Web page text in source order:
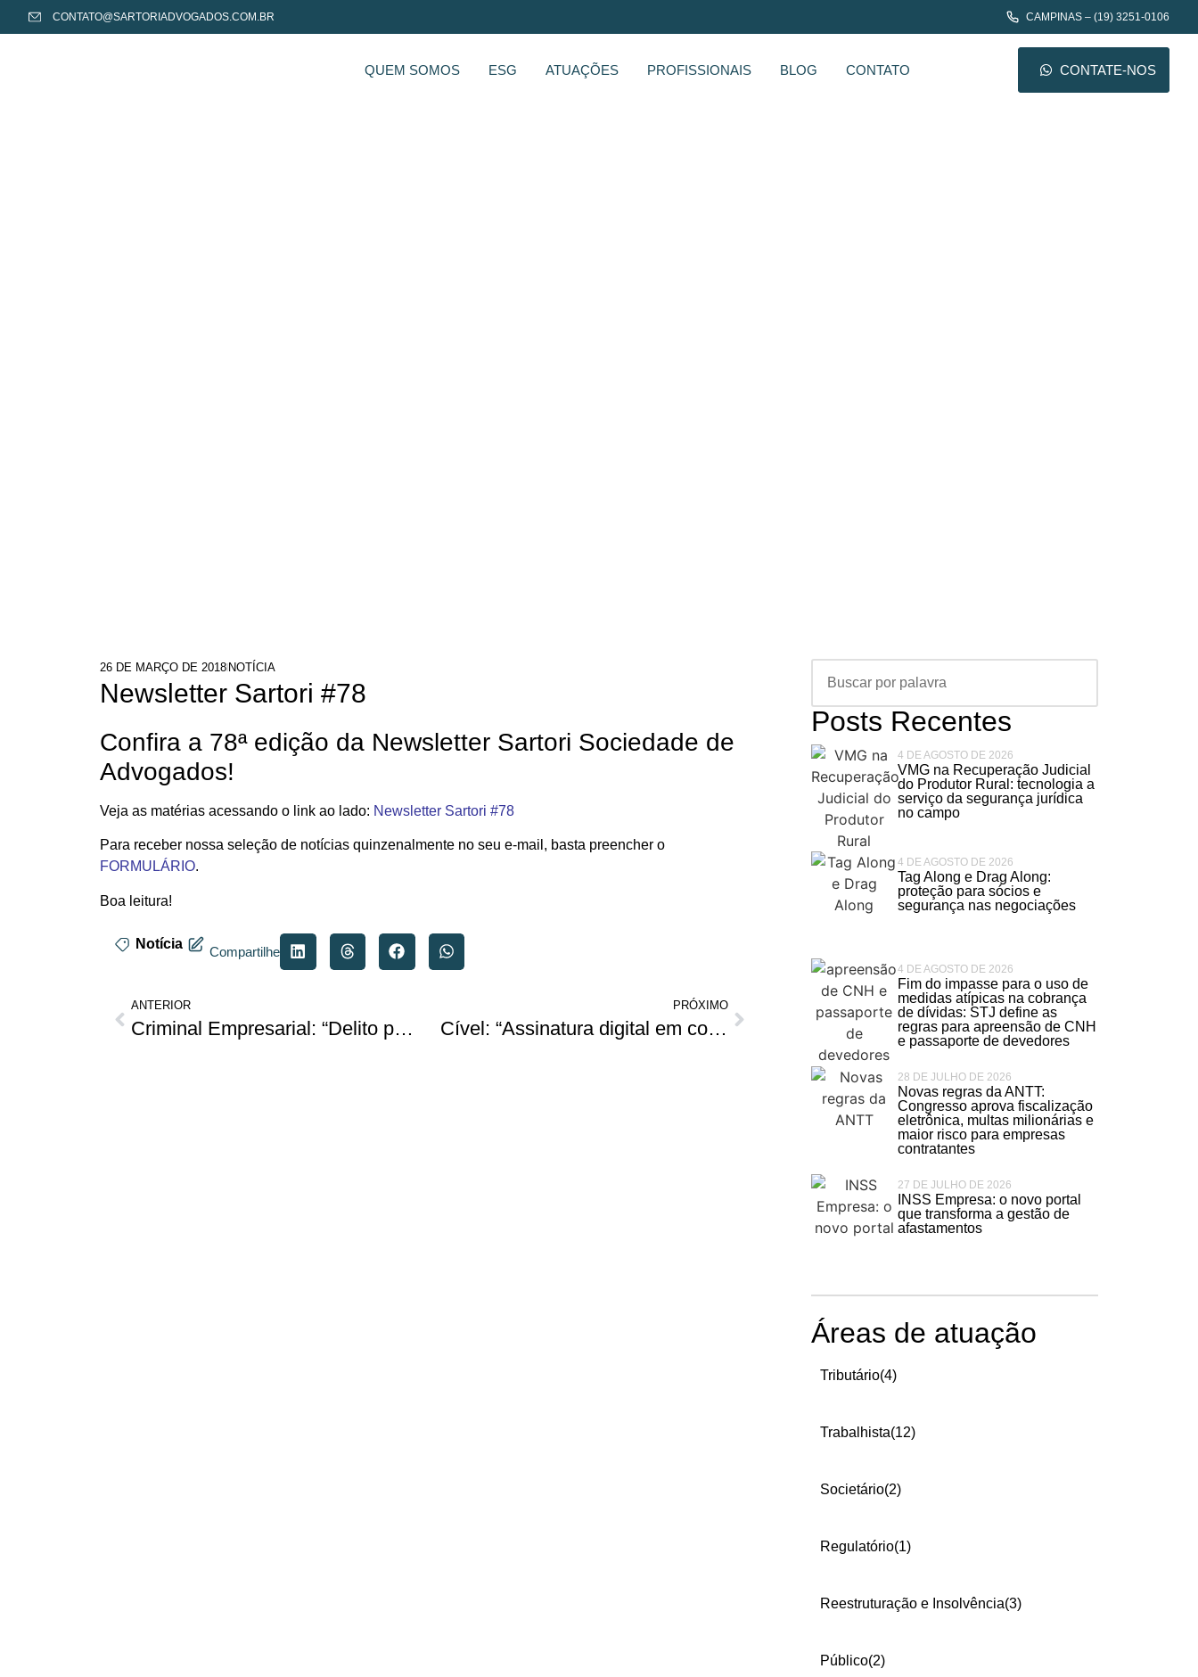
CONTATO@SARTORIADVOGADOS.COM.BR CAMPINAS – (19) 3251-0106
QUEM SOMOS ESG ATUAÇÕES PROFISSIONAIS BLOG CONTATO CONTATE-NOS
26 DE MARÇO DE 2018 NOTÍCIA
Newsletter Sartori #78
Confira a 78ª edição da Newsletter Sartori Sociedade de
Advogados!
Veja as matérias acessando o link ao lado: Newsletter Sartori #78
Para receber nossa seleção de notícias quinzenalmente no seu e-mail, basta preencher o
FORMULÁRIO.
Boa leitura!
Notícia
Compartilhe
ANTERIOR
Criminal Empresarial: “Delito praticado sob vigilância não caracteriza crime impossível e autoriza a revista pessoal quando necessária e inevitável”
PRÓXIMO
Cível: “Assinatura digital em contratos”
Posts Recentes
4 DE AGOSTO DE 2026
VMG na Recuperação Judicial
do Produtor Rural: tecnologia a
serviço da segurança jurídica
no campo
4 DE AGOSTO DE 2026
Tag Along e Drag Along:
proteção para sócios e
segurança nas negociações
4 DE AGOSTO DE 2026
Fim do impasse para o uso de
medidas atípicas na cobrança
de dívidas: STJ define as
regras para apreensão de CNH
e passaporte de devedores
28 DE JULHO DE 2026
Novas regras da ANTT:
Congresso aprova fiscalização
eletrônica, multas milionárias e
maior risco para empresas
contratantes
27 DE JULHO DE 2026
INSS Empresa: o novo portal
que transforma a gestão de
afastamentos
Áreas de atuação
Tributário(4)
Trabalhista(12)
Societário(2)
Regulatório(1)
Reestruturação e Insolvência(3)
Público(2)